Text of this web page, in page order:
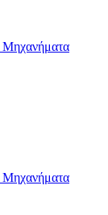
Μηχανήματα
Μηχανήματα